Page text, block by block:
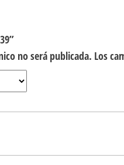
no será publicada. Los